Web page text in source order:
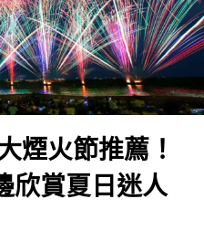
煙火節推薦！
欣賞夏日迷人